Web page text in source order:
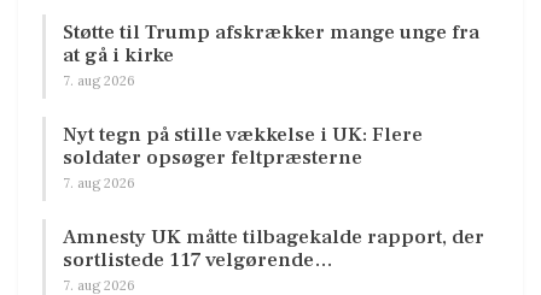
Støtte til Trump afskrækker mange unge fra
at gå i kirke
7. aug 2026
Nyt tegn på stille vækkelse i UK: Flere
soldater opsøger feltpræsterne
7. aug 2026
Amnesty UK måtte tilbagekalde rapport, der
sortlistede 117 velgørende…
7. aug 2026